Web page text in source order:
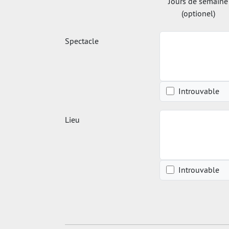
(optionel)
Spectacle
Introuvable
Lieu
Introuvable